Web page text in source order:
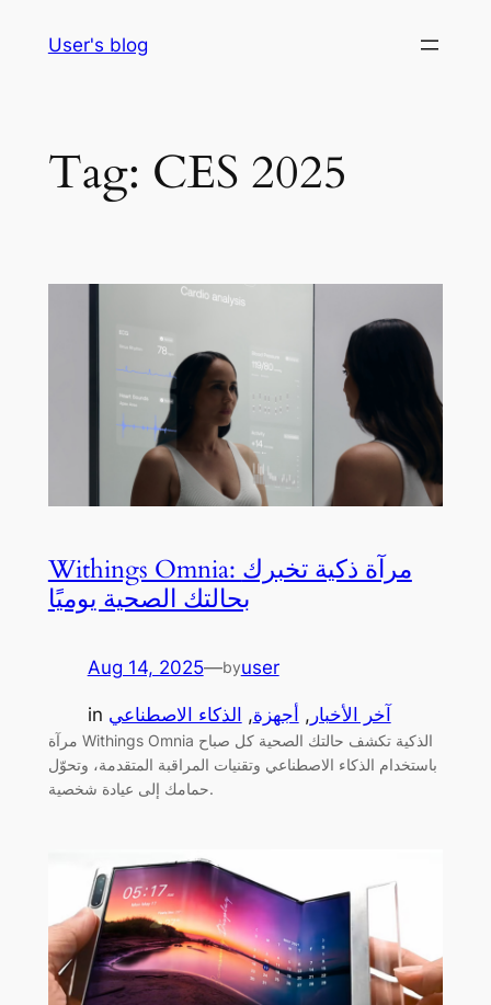
User's blog
Tag: CES 2025
Withings Omnia: مرآة ذكية تخبرك
بحالتك الصحية يوميًا
Aug 14, 2025—byuser
in آخر الأخبار , أجهزة, الذكاء الاصطناعي
مرآة Withings Omnia الذكية تكشف حالتك الصحية كل صباح
باستخدام الذكاء الاصطناعي وتقنيات المراقبة المتقدمة، وتحوّل
حمامك إلى عيادة شخصية.